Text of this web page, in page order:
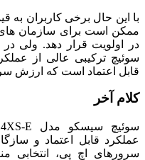
با این حال برخی کاربران به
ممکن است برای سازمان
در اولویت قرار دهد. ولی
سوئیچ ترکیبی عالی از
قابل اعتماد است که ارزش
کلام آخر
عملکرد قابل اعتماد و
سرورهای اچ پی، انتخابی